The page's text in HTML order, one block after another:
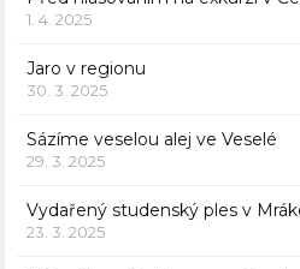
1. 4. 2025
Jaro v regionu
30. 3. 2025
Sázíme veselou alej ve Veselé
29. 3. 2025
Vydařený studenský ples v
23. 3. 2025